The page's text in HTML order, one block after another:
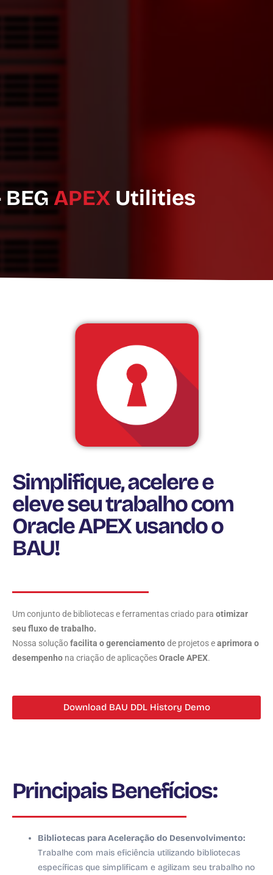
BEG APEX Utilities
Simplifique, acelere e
eleve seu trabalho com
Oracle APEX usando o
BAU!
Um conjunto de bibliotecas e ferramentas criado para otimizar
seu fluxo de trabalho.
Nossa soluçãofacilita o gerenciamentode projetos eaprimora o
desempenho na criação de aplicaçõesOracle APEX.
Download BAU DDL History Demo
Principais Benefícios:
Bibliotecas para Aceleração do Desenvolvimento:
Trabalhe com mais eficiência utilizando bibliotecas
específicas que simplificam e agilizam seu trabalho no